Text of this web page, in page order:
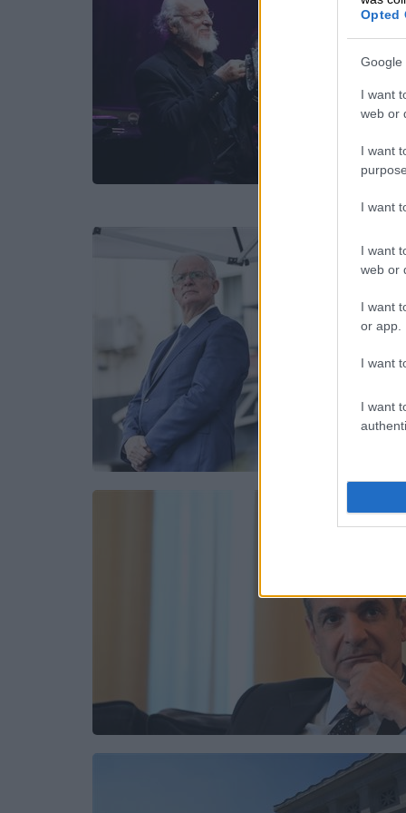
Opted
Google
I want
web or
I want
I want
I want
web or
I want
or app.
I want
I want